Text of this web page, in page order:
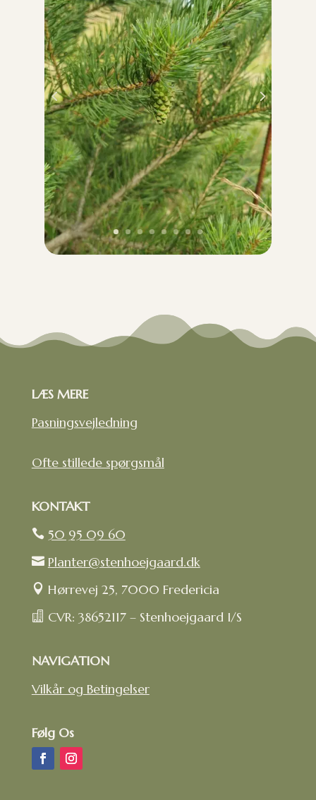
LÆS MERE
Pasningsvejledning
Ofte stillede spørgsmål
KONTAKT
 50 95 09 60
 Planter@stenhoejgaard.dk
 Hørrevej 25, 7000 Fredericia
 CVR: 38652117 – Stenhoejgaard I/S
NAVIGATION
Vilkår og Betingelser
Følg Os